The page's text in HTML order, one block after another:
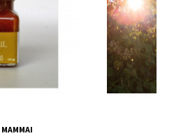
MAMMAI